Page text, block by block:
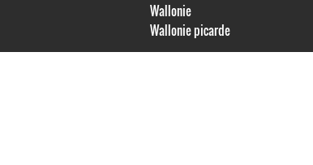
Wallonie
Wallonie picarde